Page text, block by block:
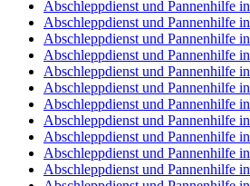
Abschleppdienst und Pannenhilfe
Abschleppdienst und Pannenhilfe
Abschleppdienst und Pannenhilfe
Abschleppdienst und Pannenhilfe
Abschleppdienst und Pannenhilfe
Abschleppdienst und Pannenhilfe
Abschleppdienst und Pannenhilfe
Abschleppdienst und Pannenhilfe
Abschleppdienst und Pannenhilfe
Abschleppdienst und Pannenhilfe
Abschleppdienst und Pannenhilfe